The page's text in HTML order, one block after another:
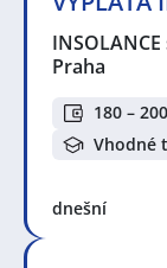
Praha
180 –
Vhodné
dnešní